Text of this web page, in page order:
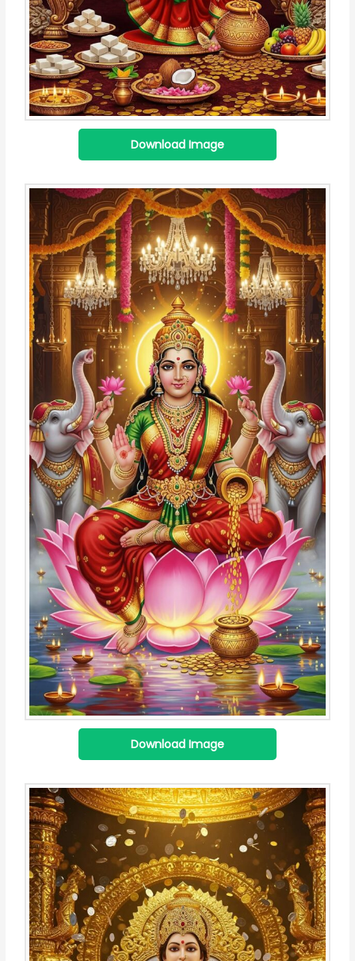
Download Image
Download Image